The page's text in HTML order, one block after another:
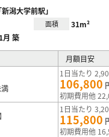
潟大学前駅」
面積 31m²
月 築
月額目安
1日当たり
106,800
初期費用他
1日当たり
115,800
初期費用他